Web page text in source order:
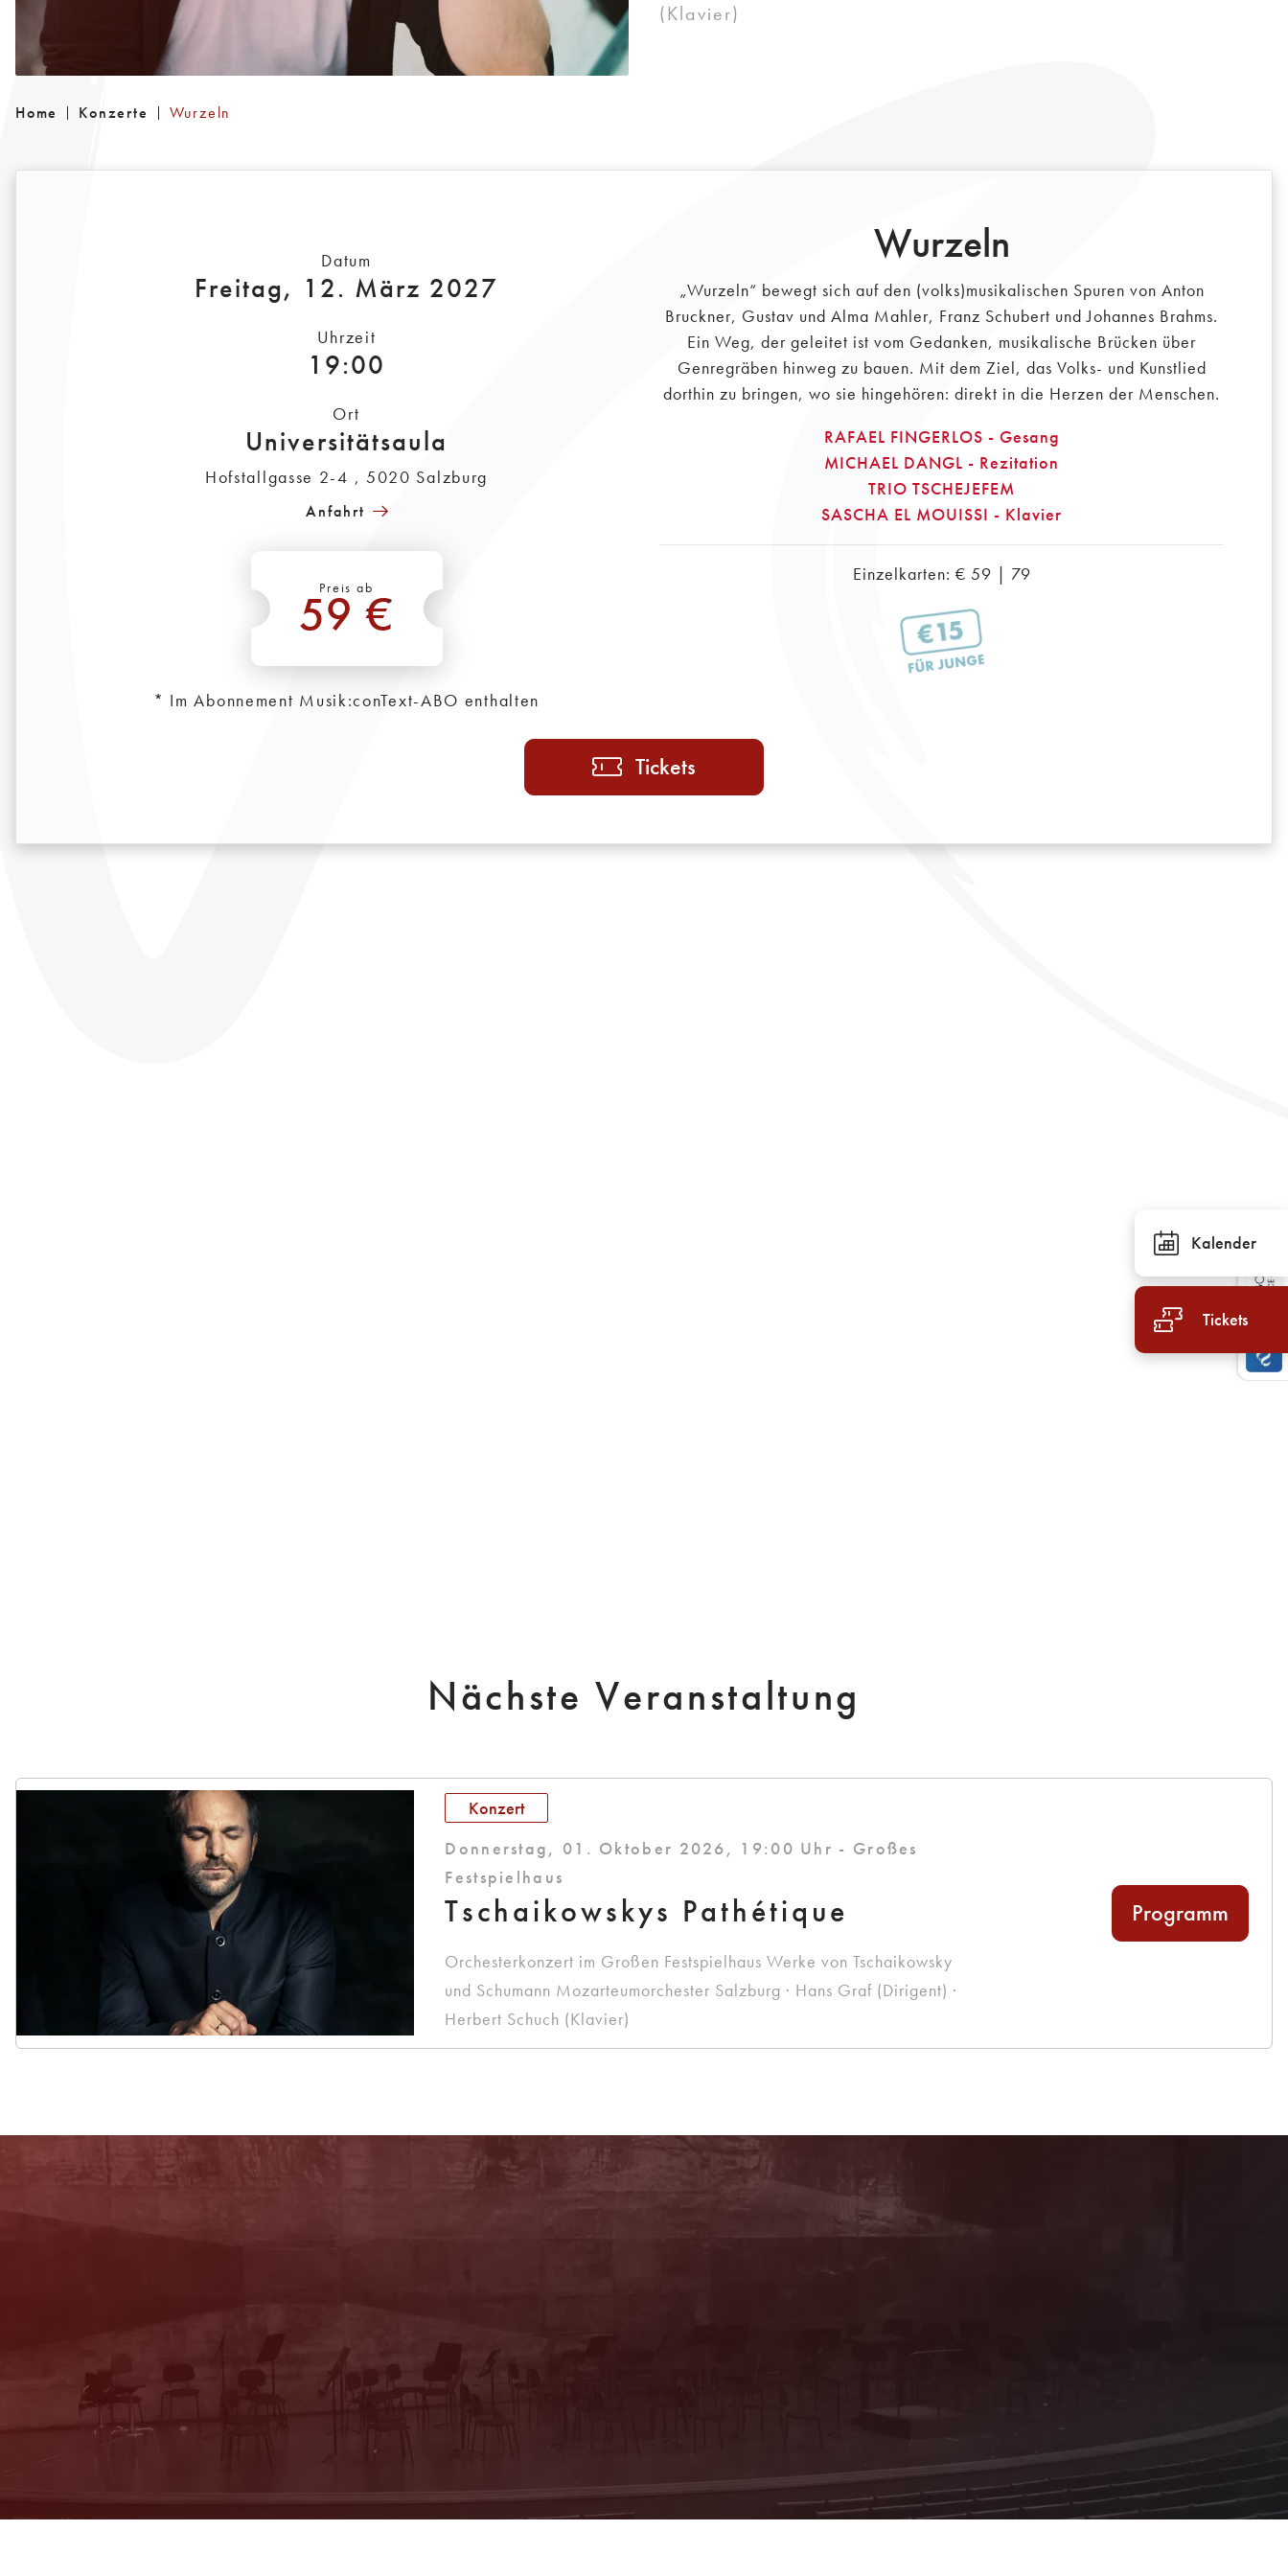
(Klavier)
Home Konzerte Wurzeln
Datum
Freitag, 12. März 2027
Uhrzeit
19:00
Ort
Universitätsaula
Hofstallgasse 2-4 , 5020 Salzburg
Anfahrt
Preis ab
59 €
*
* Im Abonnement Musik:conText-ABO enthalten
Wurzeln
„Wurzeln“ bewegt sich auf den (volks)musikalischen Spuren von Anton
Bruckner, Gustav und Alma Mahler, Franz Schubert und Johannes Brahms.
Ein Weg, der geleitet ist vom Gedanken, musikalische Brücken über
Genregräben hinweg zu bauen. Mit dem Ziel, das Volks- und Kunstlied
dorthin zu bringen, wo sie hingehören: direkt in die Herzen der Menschen.
RAFAEL FINGERLOS - Gesang
MICHAEL DANGL - Rezitation
TRIO TSCHEJEFEM
SASCHA EL MOUISSI - Klavier
Einzelkarten: € 59 | 79
Tickets
Nächste Veranstaltung
Konzert
Donnerstag, 01. Oktober 2026, 19:00 Uhr - Großes
Festspielhaus
Tschaikowskys Pathétique
Orchesterkonzert im Großen Festspielhaus Werke von Tschaikowsky
und Schumann Mozarteumorchester Salzburg · Hans Graf (Dirigent) ·
Herbert Schuch (Klavier)
Programm
Kalender
Tickets
Newsletter